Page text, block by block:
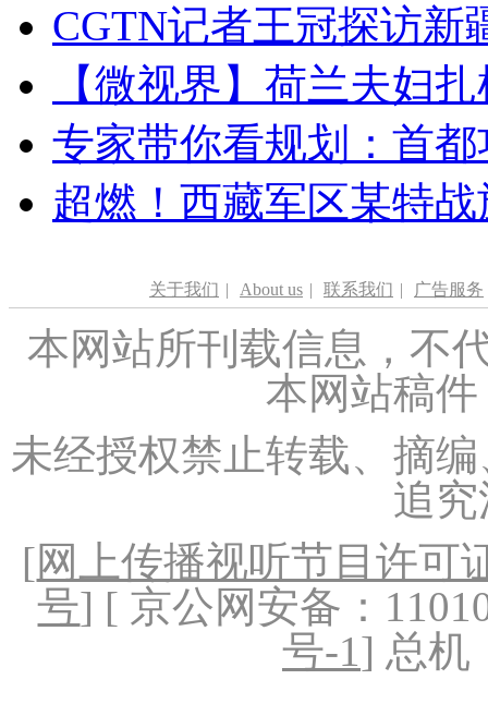
CGTN记者王冠探访新
【微视界】荷兰夫妇
专家带你看规划：首
超燃！西藏军区某特
关于我们 | About us | 联系我们 | 广告服务
本网站所刊载信息，不
本网站稿
未经授权禁止转载、摘
追
[网上传播视听节目许可
号] [ 京公网安备：
号-1] 总机